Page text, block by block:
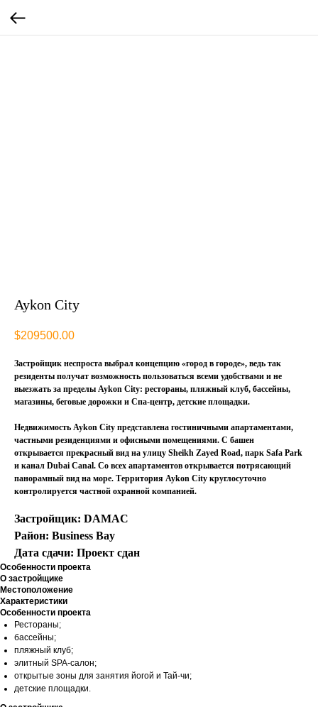
Aykon City
$209500.00
Застройщик неспроста выбрал концепцию «город в городе», ведь так
резиденты получат возможность пользоваться всеми удобствами и не
выезжать за пределы Aykon City: рестораны, пляжный клуб, бассейны,
магазины, беговые дорожки и Спа-центр, детские площадки.
Недвижимость Aykon City представлена гостиничными апартаментами,
частными резиденциями и офисными помещениями. С башен
открывается прекрасный вид на улицу Sheikh Zayed Road, парк Safa Park
и канал Dubai Canal. Со всех апартаментов открывается потрясающий
панорамный вид на море. Территория Aykon City круглосуточно
контролируется частной охранной компанией.
Застройщик: ‌DAMAC
Район: Business Bay
Дата сдачи: Проект сдан
Особенности проекта
О застройщике
Местоположение
Характеристики
Особенности проекта
Рестораны;
бассейны;
пляжный клуб;
элитный SPA-салон;
открытые зоны для занятия йогой и Тай-чи;
детские площадки.